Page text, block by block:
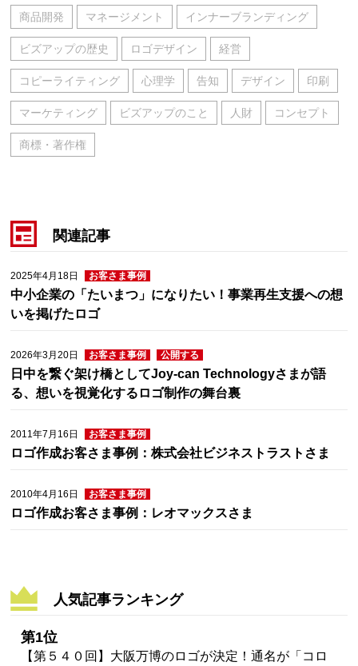
商品開発 マネージメント インナーブランディング
ビズアップの歴史 ロゴデザイン 経営
コピーライティング 心理学 告知 デザイン 印刷
マーケティング ビズアップのこと 人財 コンセプト
商標・著作権
関連記事
2025年4月18日 お客さま事例
中小企業の「たいまつ」になりたい！事業再生支援への想
いを掲げたロゴ
2026年3月20日 お客さま事例 公開する
日中を繋ぐ架け橋としてJoy-can Technologyさまが語
る、想いを視覚化するロゴ制作の舞台裏
2011年7月16日 お客さま事例
ロゴ作成お客さま事例：株式会社ビジネストラストさま
2010年4月16日 お客さま事例
ロゴ作成お客さま事例：レオマックスさま
人気記事ランキング
第1位
【第５４０回】大阪万博のロゴが決定！通名が「コロ